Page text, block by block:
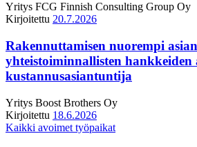
Yritys FCG Finnish Consulting Group Oy
Kirjoitettu 20.7.2026
Rakennuttamisen nuorempi
yhteistoiminnallisten
kustannusasiantuntija
Yritys Boost Brothers Oy
Kirjoitettu 18.6.2026
Kaikki avoimet työpaikat